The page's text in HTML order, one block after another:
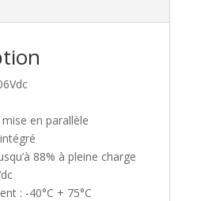
en parallèle
88% à pleine charge
: -40°C + 75°C